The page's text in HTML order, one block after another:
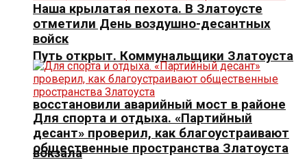
Путь открыт. Коммунальщики Златоуста
восстановили аварийный мост в районе
вокзала
Наша крылатая пехота. В Златоусте
отметили День воздушно-десантных
войск
Для спорта и отдыха. «Партийный
десант» проверил, как благоустраивают
общественные пространства Златоуста